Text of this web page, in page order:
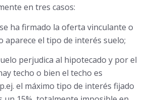
en tres casos:
ha firmado la oferta vinculante o
aparece el tipo de interés suelo;
perjudica al hipotecado y por el
techo o bien el techo es
el máximo tipo de interés fijado